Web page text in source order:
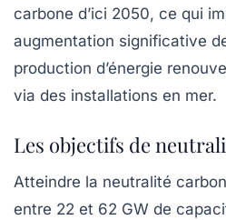
carbone d’ici 2050, ce qui
augmentation significative
production d’énergie
via des installations en mer.
Les objectifs de
Atteindre la neutralité
entre 22 et 62 GW de